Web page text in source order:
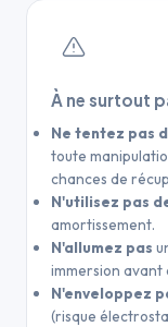
À ne surtout
Ne tentez pas
toute
chances de
N'utilisez pas
amortissement.
N'allumez pas
immersion avant
N'enveloppez
(risque